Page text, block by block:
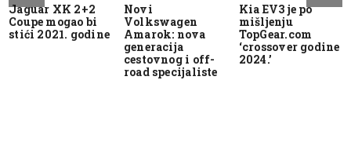
Jaguar XK 2+2
Coupe mogao bi
stići 2021. godine
Novi
Volkswagen
Amarok: nova
generacija
cestovnog i off-
road specijaliste
Kia EV3 je po
mišljenju
TopGear.com
‘crossover godine
2024.’